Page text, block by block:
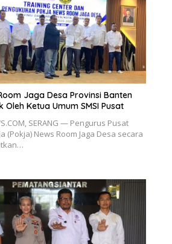
Jaga Desa Provinsi Banten
Oleh Ketua Umum SMSI Pusat
SERANG — Pengurus Pusat
(Pokja) News Room Jaga Desa secara